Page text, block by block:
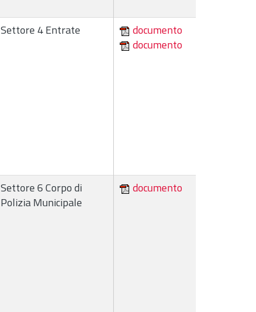
Settore 4 Entrate
documento
documento
Settore 6 Corpo di
Polizia Municipale
documento